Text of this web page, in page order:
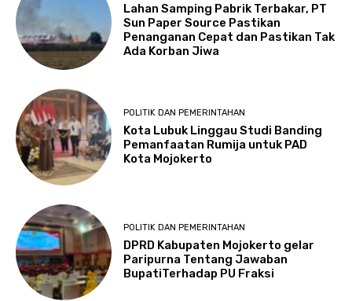
Lahan Samping Pabrik Terbakar, PT
Sun Paper Source Pastikan
Penanganan Cepat dan Pastikan Tak
Ada Korban Jiwa
POLITIK DAN PEMERINTAHAN
Kota Lubuk Linggau Studi Banding
Pemanfaatan Rumija untuk PAD
Kota Mojokerto
POLITIK DAN PEMERINTAHAN
DPRD Kabupaten Mojokerto gelar
Paripurna Tentang Jawaban
BupatiTerhadap PU Fraksi